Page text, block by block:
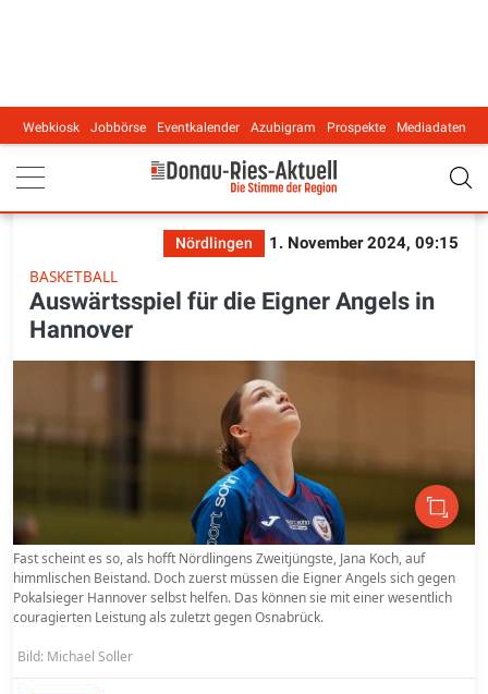
Main navigation
Webkiosk Jobbörse Eventkalender Azubigram Prospekte Mediadaten
Nördlingen
1. November 2024, 09:15
BASKETBALL
Auswärtsspiel für die Eigner Angels in
Hannover
Fast scheint es so, als hofft Nördlingens Zweitjüngste, Jana Koch, auf
himmlischen Beistand. Doch zuerst müssen die Eigner Angels sich gegen
Pokalsieger Hannover selbst helfen. Das können sie mit einer wesentlich
couragierten Leistung als zuletzt gegen Osnabrück.
Bild: Michael Soller